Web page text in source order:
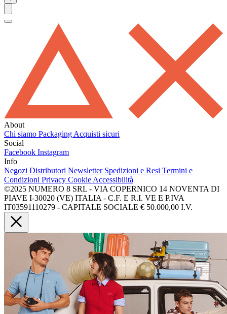
About
Chi siamo Packaging Acquisti sicuri
Social
Facebook Instagram
Info
Negozi Distributori Newsletter Spedizioni e Resi Termini e
Condizioni Privacy Cookie Accessibilità
©2025 NUMERO 8 SRL - VIA COPERNICO 14 NOVENTA DI
PIAVE I-30020 (VE) ITALIA - C.F. E R.I. VE E P.IVA
IT03591110279 - CAPITALE SOCIALE € 50.000,00 I.V.